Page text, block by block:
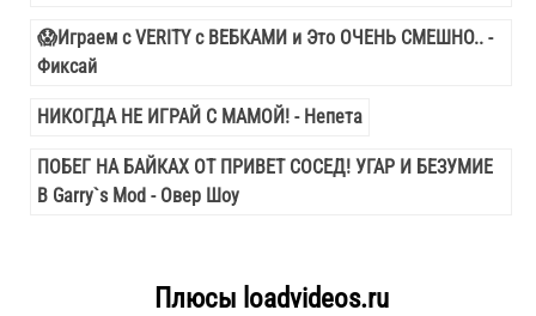
😱Играем с VERITY с ВЕБКАМИ и Это ОЧЕНЬ СМЕШНО.. -
Фиксай
НИКОГДА НЕ ИГРАЙ С МАМОЙ! - Непета
ПОБЕГ НА БАЙКАХ ОТ ПРИВЕТ СОСЕД! УГАР И БЕЗУМИЕ
В Garry`s Mod - Овер Шоу
Плюсы loadvideos.ru